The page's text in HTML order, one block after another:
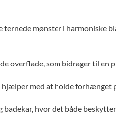
ternede mønster i harmoniske
overflade, som bidrager til en
med at holde forhænget
hvor det både